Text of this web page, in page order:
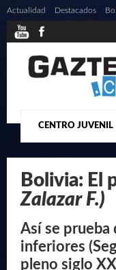
CENTRO JUVENIL
¿QUIENES
Actualidad Destacados /
Bolivia: El
Zalazar F.)
Así se prueba
inferiores
pleno siglo